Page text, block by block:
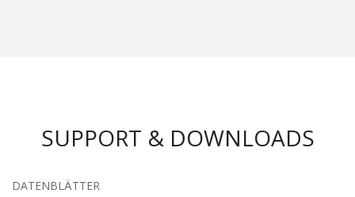
SUPPORT & DOWNLOADS
DATENBLÄTTER